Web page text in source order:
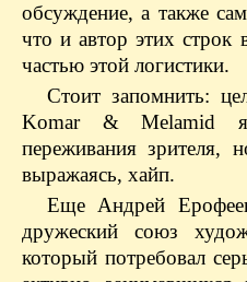
обсуждение, а также
что и автор этих строк
частью этой логистики.
Стоит запомнить:
Komar & Melamid
переживания зрителя,
выражаясь, хайп.
Еще Андрей
дружеский союз
который потребовал